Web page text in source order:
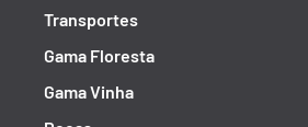
Transportes
Gama Floresta
Gama Vinha